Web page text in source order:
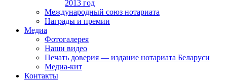
2013 год
Международный союз нотариата
Награды и премии
Медиа
Фотогалерея
Наши видео
Печать доверия — издание нотариата Беларуси
Медиа-кит
Контакты